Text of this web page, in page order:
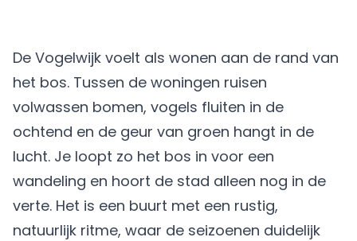
De Vogelwijk voelt als wonen aan de rand van
het bos. Tussen de woningen ruisen
volwassen bomen, vogels fluiten in de
ochtend en de geur van groen hangt in de
lucht. Je loopt zo het bos in voor een
wandeling en hoort de stad alleen nog in de
verte. Het is een buurt met een rustig,
natuurlijk ritme, waar de seizoenen duidelijk